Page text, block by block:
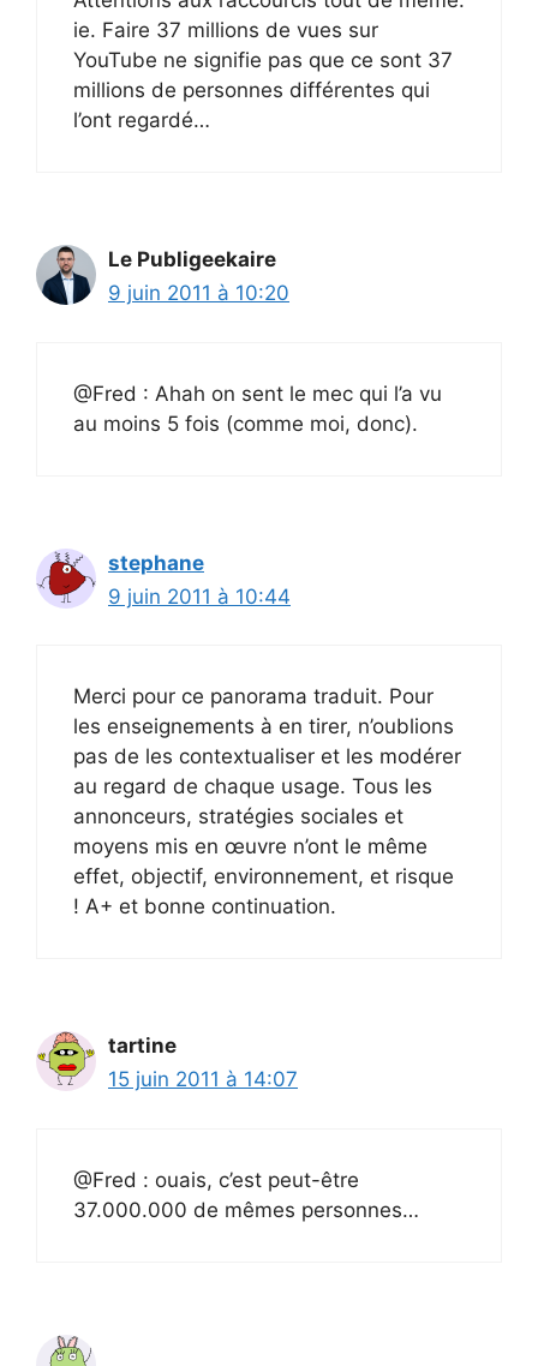
ie. Faire 37 millions de vues sur
YouTube ne signifie pas que ce sont 37
millions de personnes différentes qui
l’ont regardé…
Le Publigeekaire
9 juin 2011 à 10:20
@Fred : Ahah on sent le mec qui l’a vu
au moins 5 fois (comme moi, donc).
stephane
9 juin 2011 à 10:44
Merci pour ce panorama traduit. Pour
les enseignements à en tirer, n’oublions
pas de les contextualiser et les modérer
au regard de chaque usage. Tous les
annonceurs, stratégies sociales et
moyens mis en œuvre n’ont le même
effet, objectif, environnement, et risque
! A+ et bonne continuation.
tartine
15 juin 2011 à 14:07
@Fred : ouais, c’est peut-être
37.000.000 de mêmes personnes…